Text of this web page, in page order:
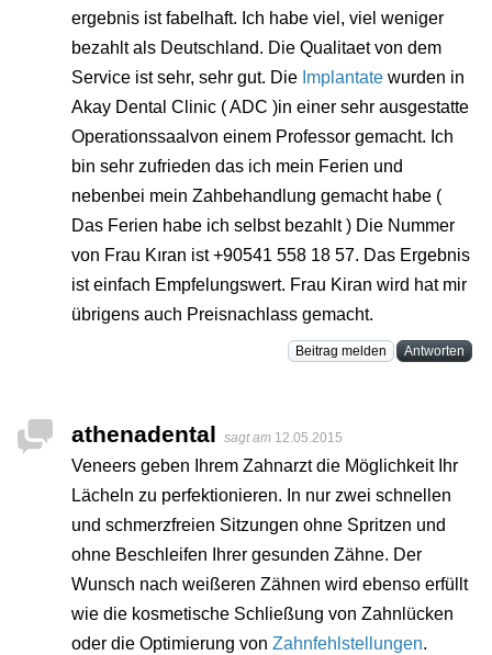
ergebnis ist fabelhaft. Ich habe viel, viel weniger
bezahlt als Deutschland. Die Qualitaet von dem
Service ist sehr, sehr gut. Die Implantate wurden in
Akay Dental Clinic ( ADC )in einer sehr ausgestatte
Operationssaalvon einem Professor gemacht. Ich
bin sehr zufrieden das ich mein Ferien und
nebenbei mein Zahbehandlung gemacht habe (
Das Ferien habe ich selbst bezahlt ) Die Nummer
von Frau Kıran ist +90541 558 18 57. Das Ergebnis
ist einfach Empfelungswert. Frau Kiran wird hat mir
übrigens auch Preisnachlass gemacht.
Beitrag melden Antworten
athenadental sagt am 12.05.2015
Veneers geben Ihrem Zahnarzt die Möglichkeit Ihr
Lächeln zu perfektionieren. In nur zwei schnellen
und schmerzfreien Sitzungen ohne Spritzen und
ohne Beschleifen Ihrer gesunden Zähne. Der
Wunsch nach weißeren Zähnen wird ebenso erfüllt
wie die kosmetische Schließung von Zahnlücken
oder die Optimierung von Zahnfehlstellungen.